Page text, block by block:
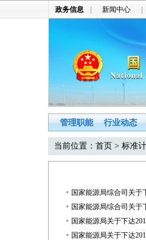
政务信息 新闻中心
管理职能 行业动态
当前位置： 首页 > 标准
国家能源局综合司关于
国家能源局综合司关于
国家能源局关于下达
国家能源局关于下达